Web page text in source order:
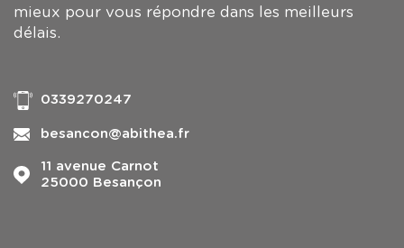
mieux pour vous répondre dans les meilleurs
délais.
0339270247
besancon@abithea.fr
11 avenue Carnot
25000
Besançon